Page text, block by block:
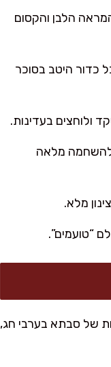
הלבן והקסום
בגודל אגוז (כ-25–30 גרם). מגלגלים כל כדור היטב בסוכר
להשחמה מלאה
“טועמים”.
של סבתא בערבי חג,